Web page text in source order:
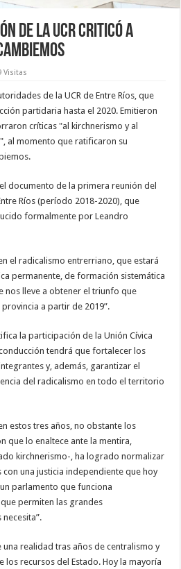
de la UCR criticó a
Visitas
de la UCR de Entre Ríos, que
partidaria hasta el 2020. Emitieron
críticas "al kirchnerismo y al
al momento que ratificaron su
documento de la primera reunión del
Ríos (período 2018-2020), que
formalmente por Leandro
el radicalismo entrerriano, que estará
permanente, de formación sistemática
nos lleve a obtener el triunfo que
a partir de 2019”.
la participación de la Unión Cívica
tendrá que fortalecer los
y, además, garantizar el
del radicalismo en todo el territorio
estos tres años, no obstante los
que lo enaltece ante la mentira,
kirchnerismo-, ha logrado normalizar
una justicia independiente que hoy
parlamento que funciona
permiten las grandes
una realidad tras años de centralismo y
recursos del Estado. Hoy la mayoría